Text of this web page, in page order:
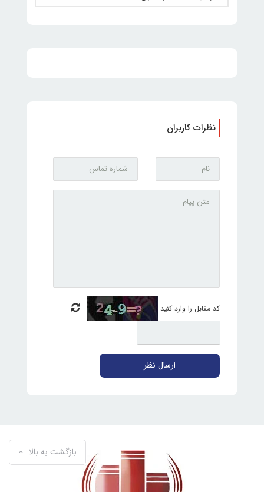
نظرات کاربران
کد مقابل را وارد کنید
ارسال نظر
بازگشت به بالا